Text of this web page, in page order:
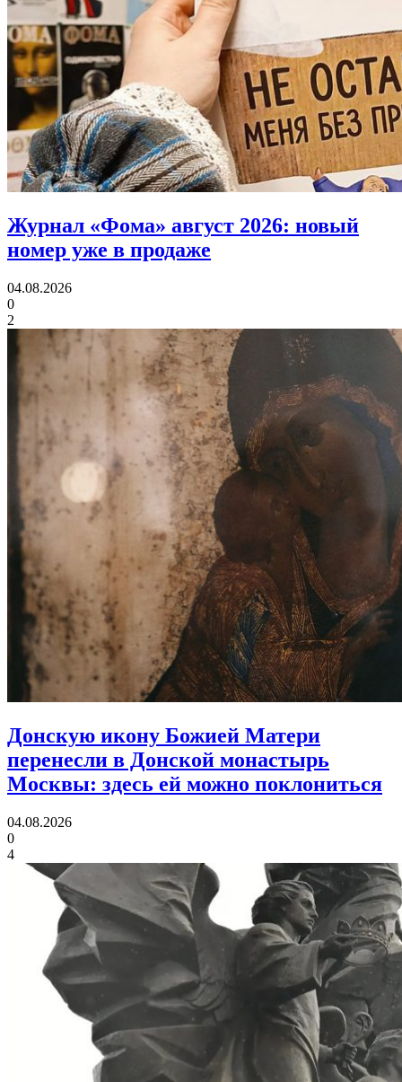
Журнал «Фома» август 2026: новый
номер уже в продаже
04.08.2026
0
2
Донскую икону Божией Матери
перенесли в Донской монастырь
Москвы: здесь ей можно поклониться
04.08.2026
0
4